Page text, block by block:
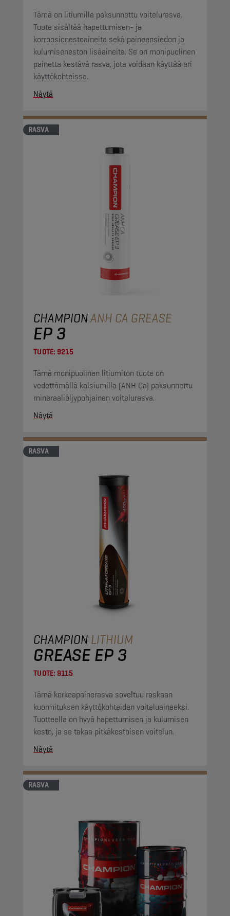
Tämä on litiumilla paksunnettu voitelurasva.
Tuote sisältää hapettumisen- ja
korroosionestoaineita sekä paineensiedon ja
kulumiseneston lisäaineita. Se on monipuolinen
painetta kestävä rasva, jota voidaan käyttää eri
käyttökohteissa.
Näytä
RASVA
CHAMPIONANH CA GREASE
EP 3
TUOTE: 9215
Tämä monipuolinen litiumiton tuote on
vedettömällä kalsiumilla (ANH Ca) paksunnettu
mineraaliöljypohjainen voitelurasva.
Näytä
RASVA
CHAMPION LITHIUM
GREASE EP 3
TUOTE: 9115
Tämä korkeapainerasva soveltuu raskaan
kuormituksen käyttökohteiden voiteluaineeksi.
Tuotteella on hyvä hapettumisen ja kulumisen
kesto, ja se takaa pitkäkestoisen voitelun.
Näytä
RASVA